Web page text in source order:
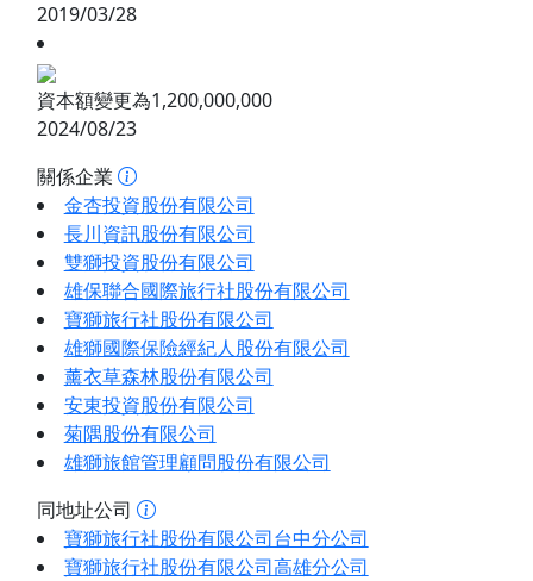
2019/03/28
資本額變更為1,200,000,000
2024/08/23
關係企業
金杏投資股份有限公司
長川資訊股份有限公司
雙獅投資股份有限公司
雄保聯合國際旅行社股份有限公司
寶獅旅行社股份有限公司
雄獅國際保險經紀人股份有限公司
薰衣草森林股份有限公司
安東投資股份有限公司
菊隅股份有限公司
雄獅旅館管理顧問股份有限公司
同地址公司
寶獅旅行社股份有限公司台中分公司
寶獅旅行社股份有限公司高雄分公司